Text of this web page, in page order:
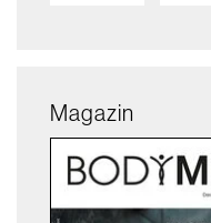
Magazin